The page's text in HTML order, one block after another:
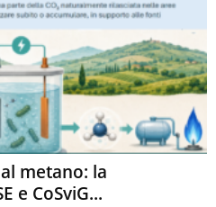
metano: la
e CoSviG...